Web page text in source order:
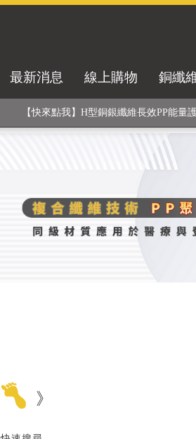
最新消息 線上購物 銅纖
銅銀鍺元素融合紗線，長效抗菌除臭!
【快來點我】H型銅銀纖維長效PP能
【快來點我】三金家族- 專
》